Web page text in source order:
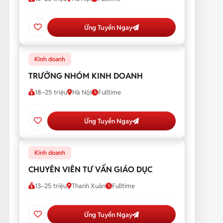
Ứng Tuyển Ngay
Kinh doanh
TRƯỞNG NHÓM KINH DOANH
18–25 triệu Hà Nội Fulltime
Ứng Tuyển Ngay
Kinh doanh
CHUYÊN VIÊN TƯ VẤN GIÁO DỤC
13–25 triệu Thanh Xuân Fulltime
Ứng Tuyển Ngay